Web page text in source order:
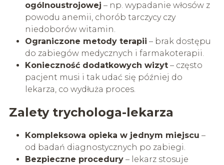
ogólnoustrojowej – np. wypadanie włosów z
powodu anemii, chorób tarczycy czy
niedoborów witamin.
Ograniczone metody terapii – brak dostępu
do zabiegów medycznych i farmakoterapii.
Konieczność dodatkowych wizyt– często
pacjent musi i tak udać się później do
lekarza, co wydłuża proces.
Zalety trychologa-lekarza
Kompleksowa opieka w jednym miejscu –
od badań diagnostycznych po zabiegi.
Bezpieczne procedury– lekarz stosuje